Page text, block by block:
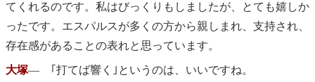
てくれるのです。私はびっくりもしましたが、とても嬉しか
ったです。エスパルスが多くの方から親しまれ、支持され、
存在感があることの表れと思っています。
大塚― ｢打てば響く｣というのは、いいですね。